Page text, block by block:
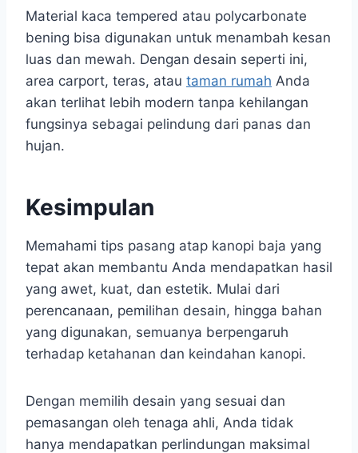
Material kaca tempered atau polycarbonate
bening bisa digunakan untuk menambah kesan
luas dan mewah. Dengan desain seperti ini,
area carport, teras, atau taman rumah Anda
akan terlihat lebih modern tanpa kehilangan
fungsinya sebagai pelindung dari panas dan
hujan.
Kesimpulan
Memahami tips pasang atap kanopi baja yang
tepat akan membantu Anda mendapatkan hasil
yang awet, kuat, dan estetik. Mulai dari
perencanaan, pemilihan desain, hingga bahan
yang digunakan, semuanya berpengaruh
terhadap ketahanan dan keindahan kanopi.
Dengan memilih desain yang sesuai dan
pemasangan oleh tenaga ahli, Anda tidak
hanya mendapatkan perlindungan maksimal